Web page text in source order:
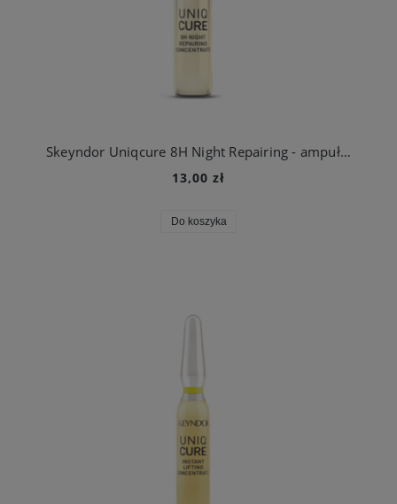
Skeyndor Uniqcure 8H Night Repairing - ampułka regenerująca- 1 szt.
13,00 zł
Do koszyka